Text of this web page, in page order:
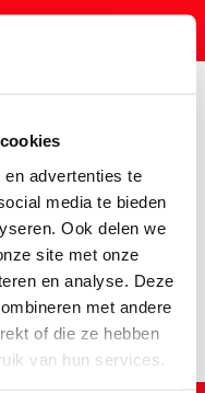
advertenties te
media te bieden
Ook delen we
site met onze
en analyse. Deze
met andere
of die ze hebben
van hun services.
vinden.